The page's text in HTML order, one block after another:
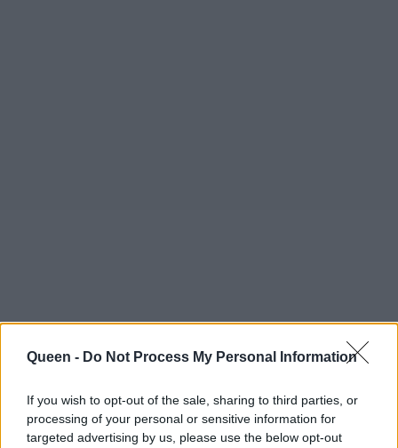
Queen - Do Not Process My Personal Information
If you wish to opt-out of the sale, sharing to third parties, or
processing of your personal or sensitive information for
targeted advertising by us, please use the below opt-out